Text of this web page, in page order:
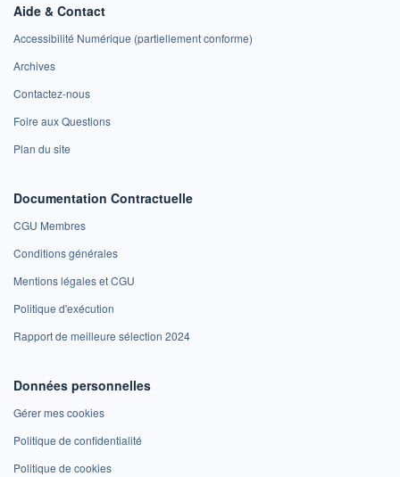
Aide & Contact
Accessibilité Numérique (partiellement conforme)
Archives
Contactez-nous
Foire aux Questions
Plan du site
Documentation Contractuelle
CGU Membres
Conditions générales
Mentions légales et CGU
Politique d'exécution
Rapport de meilleure sélection 2024
Données personnelles
Gérer mes cookies
Politique de confidentialité
Politique de cookies